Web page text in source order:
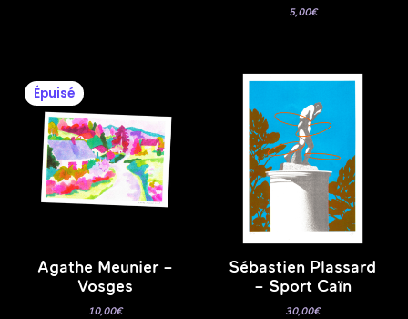
5,00€
Épuisé
Agathe Meunier –
Vosges
10,00€
Sébastien Plassard
– Sport Caïn
30,00€